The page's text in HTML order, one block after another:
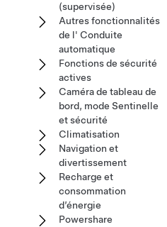
(supervisée)
Autres fonctionnalités
de l' Conduite
automatique
Fonctions de sécurité
actives
Caméra de tableau de
bord, mode Sentinelle
et sécurité
Climatisation
Navigation et
divertissement
Recharge et
consommation
d’énergie
Powershare